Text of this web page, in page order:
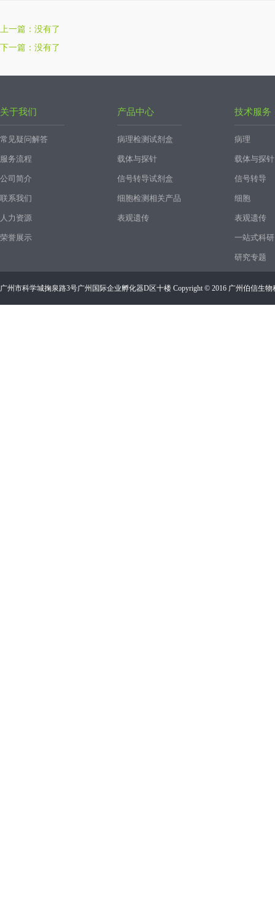
上一篇：没有了
下一篇：没有了
关于我们
常见疑问解答
服务流程
公司简介
联系我们
人力资源
荣誉展示
产品中心
病理检测试剂盒
载体与探针
信号转导试剂盒
细胞检测相关产品
表观遗传
技术服务
病理
载体与探针
信号转导
细胞
表观遗传
一站式科研
研究专题
广州市科学城掬泉路3号广州国际企业孵化器D区十楼 Copyright © 2016 广州伯信生